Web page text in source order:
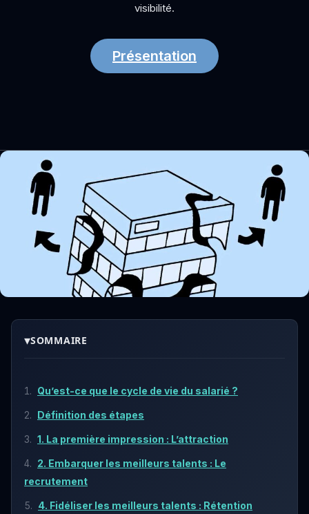
visibilité.
Présentation
▾SOMMAIRE
Qu’est-ce que le cycle de vie du salarié ?
Définition des étapes
1. La première impression : L’attraction
2. Embarquer les meilleurs talents : Le
recrutement
4. Fidéliser les meilleurs talents : Rétention